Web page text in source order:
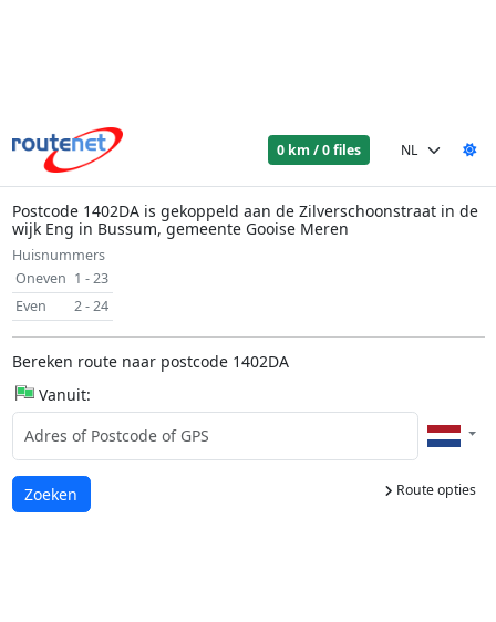
0 km / 0 files
Postcode 1402DA is gekoppeld aan de Zilverschoonstraat in de
wijk Eng in Bussum, gemeente Gooise Meren
Huisnummers
Oneven 1 - 23
Even
2 - 24
Bereken route naar postcode 1402DA
Vanuit:
Route opties
Laden...
Zoeken